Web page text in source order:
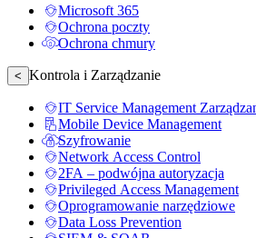
Microsoft 365
Ochrona poczty
Ochrona chmury
< Kontrola i Zarządzanie
IT Service Management
Mobile Device Management
Szyfrowanie
Network Access Control
2FA – podwójna autoryzacja
Privileged Access Management
Oprogramowanie narzędziowe
Data Loss Prevention